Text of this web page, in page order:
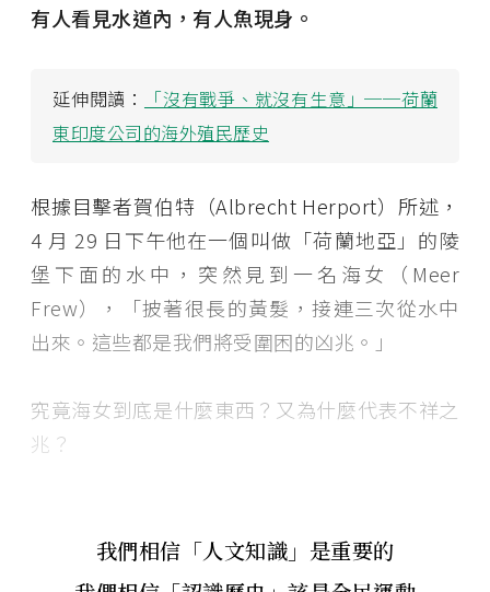
有人看見水道內，有人魚現身。
延伸閱讀：
「沒有戰爭、就沒有生意」──荷蘭
東印度公司的海外殖民歷史
根據目擊者賀伯特（Albrecht Herport）所述，
4 月 29 日下午他在一個叫做「荷蘭地亞」的陵
堡下面的水中，突然見到一名海女（Meer
Frew），「披著很長的黃髮，接連三次從水中
出來。這些都是我們將受圍困的凶兆。」
究竟海女到底是什麼東西？又為什麼代表不祥之
兆？
我們相信「人文知識」是重要的